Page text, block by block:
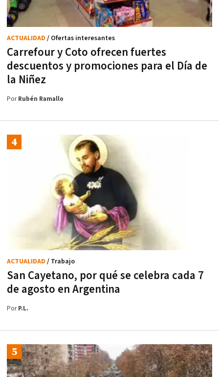
Carrefour y Coto ofrecen fuertes
descuentos y promociones para el Día de
la Niñez
ACTUALIDAD / Ofertas interesantes
PorRubén Ramallo
San Cayetano, por qué se celebra cada 7
de agosto en Argentina
ACTUALIDAD / Trabajo
PorP.L.